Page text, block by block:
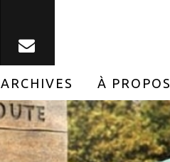
ARCHIVES À PROPOS